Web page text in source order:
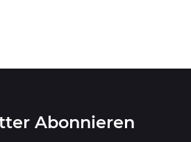
Abonnieren